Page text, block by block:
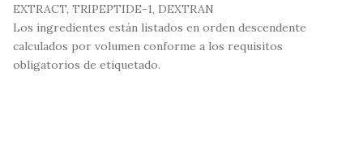
EXTRACT, TRIPEPTIDE-1, DEXTRAN
Los ingredientes están listados en orden descendente
calculados por volumen conforme a los requisitos
obligatorios de etiquetado.